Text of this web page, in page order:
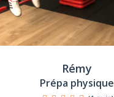
Rémy
Prépa physique